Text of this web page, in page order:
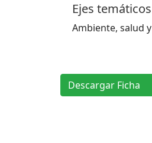
Ejes temáticos
Ambiente, salud
Descargar Ficha